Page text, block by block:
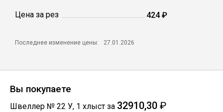
Цена за рез 424 ₽
Последнее изменение цены: 27.01.2026
Вы покупаете
Швеллер № 22 У, 1 хлыст за 32910,30 ₽